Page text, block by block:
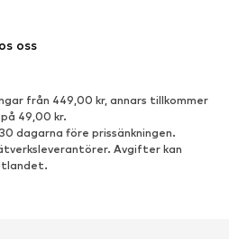
Populärt
Stövletter
Stövlar
oss
från 449,00 kr, annars tillkommer
49,00 kr.
dagarna före prissänkningen.
Avgifter kan